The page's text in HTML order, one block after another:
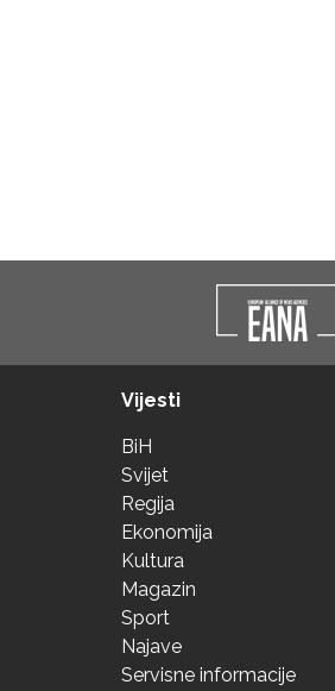
Vijesti
BiH
Svijet
Regija
Ekonomija
Kultura
Magazin
Sport
Najave
Servisne informacije